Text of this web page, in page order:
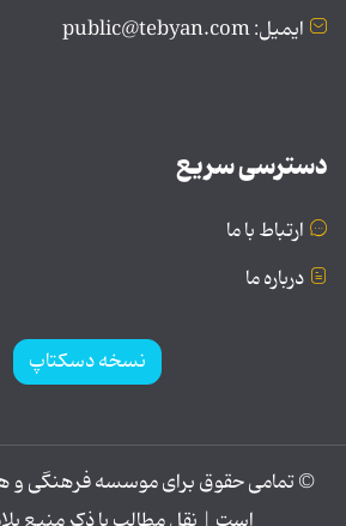
ایمیل: public@tebyan.com
دسترسی سریع
ارتباط با ما
درباره ما
نسخه دسکتاپ
© تمامی حقوق برای موسسه فرهنگی و